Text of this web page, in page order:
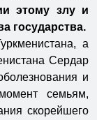
этому злу и
государства.
а
Сердар
и
­семьям,
скорейшего